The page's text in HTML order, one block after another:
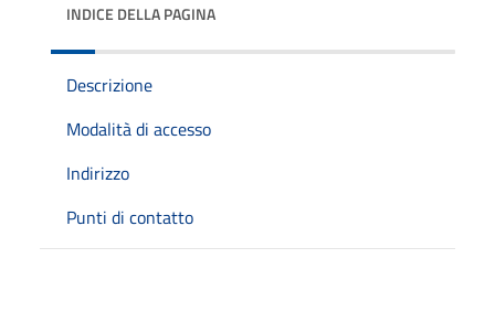
INDICE DELLA PAGINA
Descrizione
Modalità di accesso
Indirizzo
Punti di contatto